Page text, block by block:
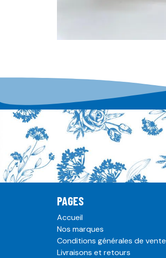
PAGES
Accueil
Nos marques
Conditions générales de vente
Livraisons et retours